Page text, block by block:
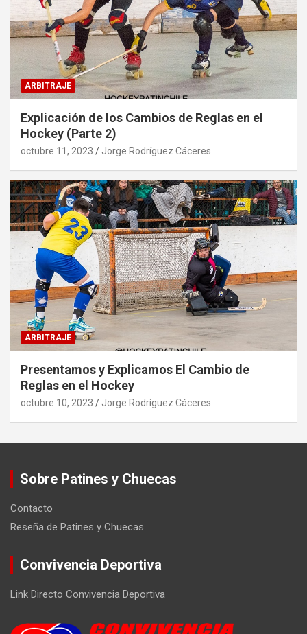
ARBITRAJE
Explicación de los Cambios de Reglas en el
Hockey (Parte 2)
octubre 11, 2023 Jorge Rodríguez Cáceres
ARBITRAJE
Presentamos y Explicamos El Cambio de
Reglas en el Hockey
octubre 10, 2023 Jorge Rodríguez Cáceres
Sobre Patines y Chuecas
Contacto
Reseña de Patines y Chuecas
Convivencia Deportiva
Link Directo Convivencia Deportiva